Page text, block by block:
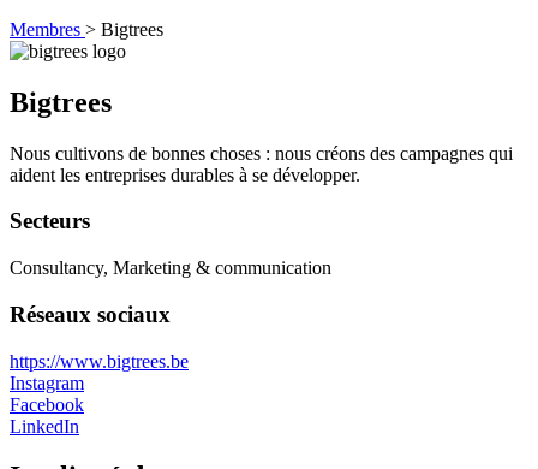
Membres > Bigtrees
Bigtrees
Nous cultivons de bonnes choses : nous créons des campagnes qui
aident les entreprises durables à se développer.
Secteurs
Consultancy, Marketing & communication
Réseaux sociaux
https://www.bigtrees.be
Instagram
Facebook
LinkedIn